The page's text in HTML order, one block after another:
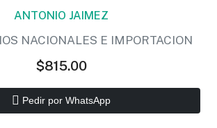
ANTONIO JAIMEZ
NACIONALES E IMPORTACION
$815.00
Pedir por WhatsApp